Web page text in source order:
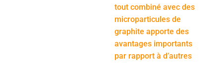
tout combiné avec des
microparticules de
graphite apporte des
avantages importants
par rapport à d’autres